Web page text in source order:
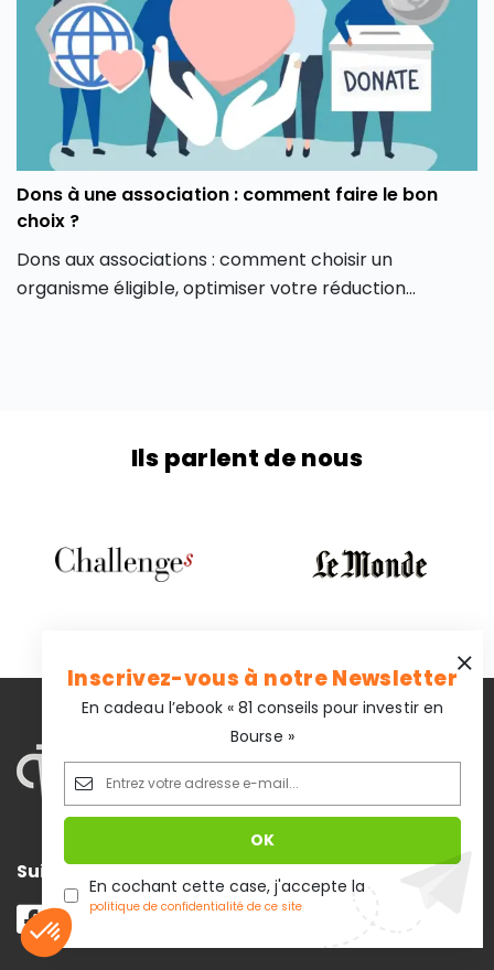
Dons à une association : comment faire le bon
choix ?
Dons aux associations : comment choisir un
organisme éligible, optimiser votre réduction
Ils parlent de nous
Inscrivez-vous à notre Newsletter
En cadeau l’ebook « 81 conseils pour investir en
Bourse »
En cochant cette case, j'accepte la
politique de confidentialité de ce site
Suivez-nous